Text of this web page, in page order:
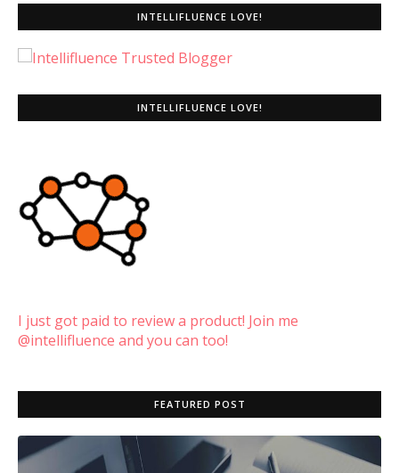
INTELLIFLUENCE LOVE!
INTELLIFLUENCE LOVE!
I just got paid to review a product! Join me
@intellifluence and you can too!
FEATURED POST